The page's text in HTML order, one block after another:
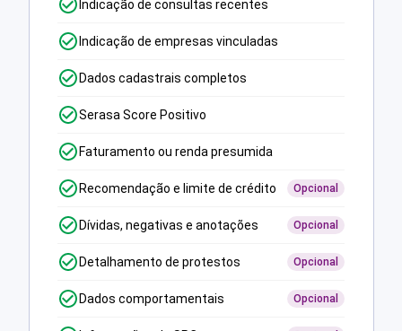
Indicação de consultas recentes
Indicação de empresas vinculadas
Dados cadastrais completos
Serasa Score Positivo
Faturamento ou renda presumida
Recomendação e limite de crédito Opcional
Dívidas, negativas e anotações Opcional
Detalhamento de protestos Opcional
Dados comportamentais Opcional